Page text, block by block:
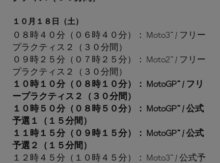
１０月１８日（土）
０８時４０分（０６時４０分）： Moto3™ / フリー
プラクティス２（３０分間）
０９時２５分（０７時２５分）： Moto2™ / フリー
プラクティス２（３０分間）
１０時１０分（０８時１０分）： MotoGP™ / フリ
ープラクティス２（３０分間）
１０時５０分（０８時５０分）： MotoGP™ / 公式
予選１（１５分間）
１１時１５分（０９時１５分）： MotoGP™ / 公式
予選２（１５分間）
１２時４５分（１０時４５分）： Moto3™ / 公式予